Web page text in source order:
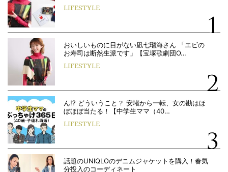
LIFESTYLE
おいしいものに目がない凪七瑠海さん 「エビの
お寿司は断然生派です」【宝塚歌劇団O…
LIFESTYLE
ん!? どういうこと？ 安堵から一転、女の勘はほ
ぼほぼ当たる！【中学生ママ（40…
LIFESTYLE
話題のUNIQLOのデニムジャケットを購入！春気
分投入のコーディネート